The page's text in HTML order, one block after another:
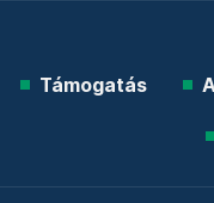
Támogatás